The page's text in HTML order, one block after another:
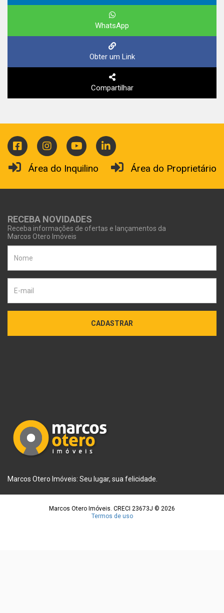
WhatsApp
Obter um Link
Compartilhar
Área do Inquilino Área do Proprietário
RECEBA NOVIDADES
Receba informações de ofertas e lançamentos da
Marcos Otero Imóveis
CADASTRAR
Marcos Otero Imóveis: Seu lugar, sua felicidade.
Marcos Otero Imóveis. CRECI 23673J © 2026
Termos de uso